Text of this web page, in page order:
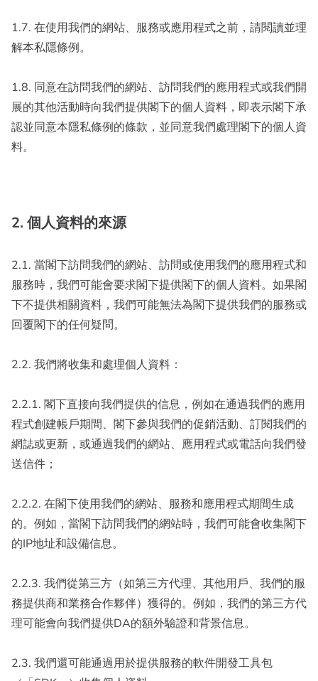
1.7. 在使用我們的網站、服務或應用程式之前，請閱讀並理
解本私隱條例。
1.8. 同意在訪問我們的網站、訪問我們的應用程式或我們開
展的其他活動時向我們提供閣下的個人資料，即表示閣下承
認並同意本隱私條例的條款，並同意我們處理閣下的個人資
料。
2. 個人資料的來源
2.1. 當閣下訪問我們的網站、訪問或使用我們的應用程式和
服務時，我們可能會要求閣下提供閣下的個人資料。如果閣
下不提供相關資料，我們可能無法為閣下提供我們的服務或
回覆閣下的任何疑問。
2.2. 我們將收集和處理個人資料：
2.2.1. 閣下直接向我們提供的信息，例如在通過我們的應用
程式創建帳戶期間、閣下參與我們的促銷活動、訂閱我們的
網誌或更新，或通過我們的網站、應用程式或電話向我們發
送信件；
2.2.2. 在閣下使用我們的網站、服務和應用程式期間生成
的。例如，當閣下訪問我們的網站時，我們可能會收集閣下
的IP地址和設備信息。
2.2.3. 我們從第三方（如第三方代理、其他用戶、我們的服
務提供商和業務合作夥伴）獲得的。例如，我們的第三方代
理可能會向我們提供DA的額外驗證和背景信息。
2.3. 我們還可能通過用於提供服務的軟件開發工具包